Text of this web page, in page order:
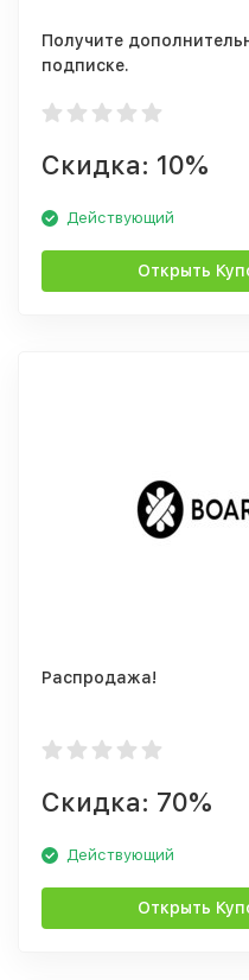
Получите
подписке.
Скидка: 10%
Действующий
Открыть
Распродажа!
Скидка: 70%
Действующий
Открыть